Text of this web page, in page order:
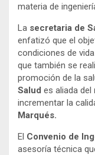
materia de
La secretaria de
enfatizó que el
condiciones de
que también se
promoción de la
Salud es aliada del
incrementar la
Marqués.
El Convenio de
asesoría técnica